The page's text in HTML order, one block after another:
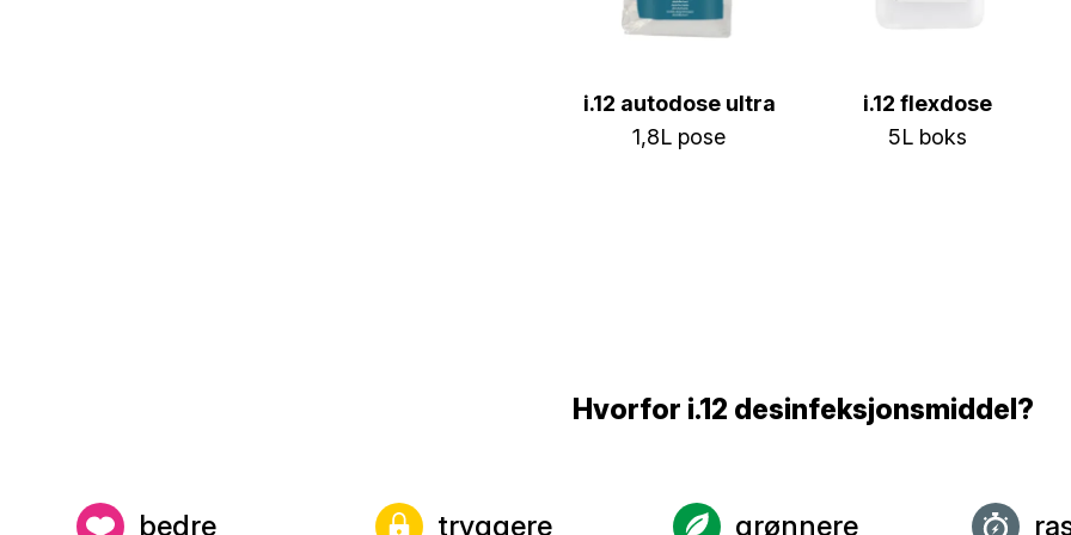
i.12 autodose ultra
1,8L pose
i.12 flexdose
5L boks
Hvorfor i.12 desinfeksjonsmiddel?
bedre tryggere grønnere